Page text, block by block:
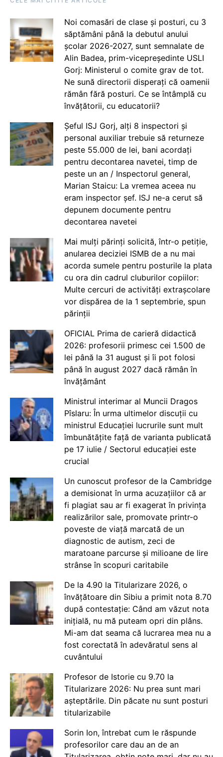
Noi comasări de clase și posturi, cu 3
săptămâni până la debutul anului
școlar 2026-2027, sunt semnalate de
Alin Badea, prim-vicepreședinte USLI
Gorj: Ministerul o comite grav de tot.
Ne sună directorii disperați că oamenii
rămân fără posturi. Ce se întâmplă cu
învățătorii, cu educatorii?
Șeful ISJ Gorj, alți 8 inspectori și
personal auxiliar trebuie să returneze
peste 55.000 de lei, bani acordați
pentru decontarea navetei, timp de
peste un an / Inspectorul general,
Marian Staicu: La vremea aceea nu
eram inspector șef. ISJ ne-a cerut să
depunem documente pentru
decontarea navetei
Mai mulți părinți solicită, într-o petiție,
anularea deciziei ISMB de a nu mai
acorda sumele pentru posturile la plata
cu ora din cadrul cluburilor copiilor:
Multe cercuri de activități extrașcolare
vor dispărea de la 1 septembrie, spun
părinții
OFICIAL Prima de carieră didactică
2026: profesorii primesc cei 1.500 de
lei până la 31 august și îi pot folosi
până în august 2027 dacă rămân în
învățământ
Ministrul interimar al Muncii Dragos
Pîslaru: În urma ultimelor discuții cu
ministrul Educației lucrurile sunt mult
îmbunătățite față de varianta publicată
pe 17 iulie / Sectorul educației este
crucial
Un cunoscut profesor de la Cambridge
a demisionat în urma acuzațiilor că ar
fi plagiat sau ar fi exagerat în privința
realizărilor sale, promovate printr-o
poveste de viață marcată de un
diagnostic de autism, zeci de
maratoane parcurse și milioane de lire
strânse în scopuri caritabile
De la 4.90 la Titularizare 2026, o
învățătoare din Sibiu a primit nota 8.70
după contestație: Când am văzut nota
inițială, nu mă puteam opri din plâns.
Mi-am dat seama că lucrarea mea nu a
fost corectată în adevăratul sens al
cuvântului
Profesor de Istorie cu 9.70 la
Titularizare 2026: Nu prea sunt mari
așteptările. Din păcate nu sunt posturi
titularizabile
Sorin Ion, întrebat cum le răspunde
profesorilor care dau an de an